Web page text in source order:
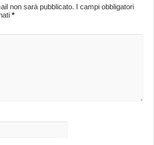
non sarà pubblicato. I campi obbligatori
*